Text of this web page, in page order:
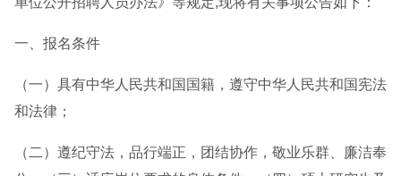
一、报名条件
（一）具有中华人民共和国国籍，遵守中华人民共和国宪法
和法律；
（二）遵纪守法，品行端正，团结协作，敬业乐群、廉洁奉